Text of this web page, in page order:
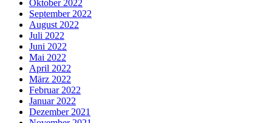
Oktober 2022
September 2022
August 2022
Juli 2022
Juni 2022
Mai 2022
April 2022
März 2022
Februar 2022
Januar 2022
Dezember 2021